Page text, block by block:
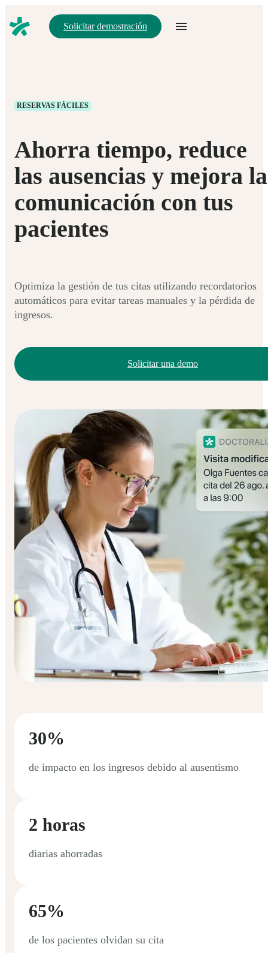
Solicitar demostración
RESERVAS FÁCILES
Ahorra tiempo, reduce
las ausencias y mejora la
comunicación con tus
pacientes
Optimiza la gestión de tus citas utilizando recordatorios
automáticos para evitar tareas manuales y la pérdida de
ingresos.
Solicitar una demo
30%
de impacto en los ingresos debido al ausentismo
2 horas
diarias ahorradas
65%
de los pacientes olvidan su cita